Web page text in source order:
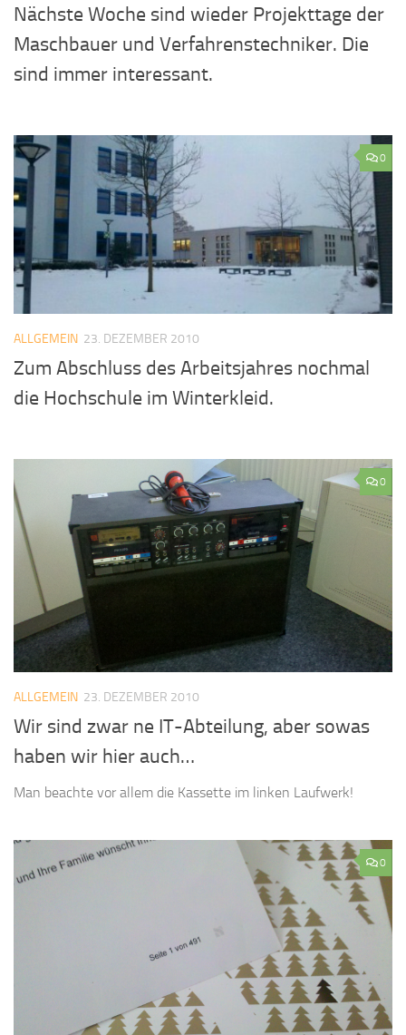
Nächste Woche sind wieder Projekttage der
Maschbauer und Verfahrenstechniker. Die
sind immer interessant.
0
ALLGEMEIN 23. DEZEMBER 2010
Zum Abschluss des Arbeitsjahres nochmal
die Hochschule im Winterkleid.
0
ALLGEMEIN 23. DEZEMBER 2010
Wir sind zwar ne IT-Abteilung, aber sowas
haben wir hier auch…
Man beachte vor allem die Kassette im linken Laufwerk!
0